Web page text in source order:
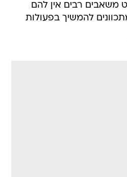
משאבים רבים אין להם
להמשיך בפעולות